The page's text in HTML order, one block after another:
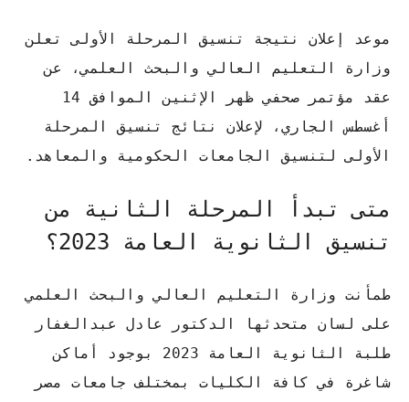
موعد إعلان نتيجة تنسيق المرحلة الأولى تعلن
وزارة التعليم العالي والبحث العلمي، عن
عقد مؤتمر صحفي ظهر الإثنين الموافق 14
أغسطس الجاري، لإعلان نتائج تنسيق المرحلة
الأولى لتنسيق الجامعات الحكومية والمعاهد.
متى تبدأ المرحلة الثانية من
تنسيق الثانوية العامة 2023؟
طمأنت وزارة التعليم العالي والبحث العلمي
على لسان متحدثها الدكتور عادل عبدالغفار
طلبة الثانوية العامة 2023 بوجود أماكن
شاغرة في كافة الكليات بمختلف جامعات مصر